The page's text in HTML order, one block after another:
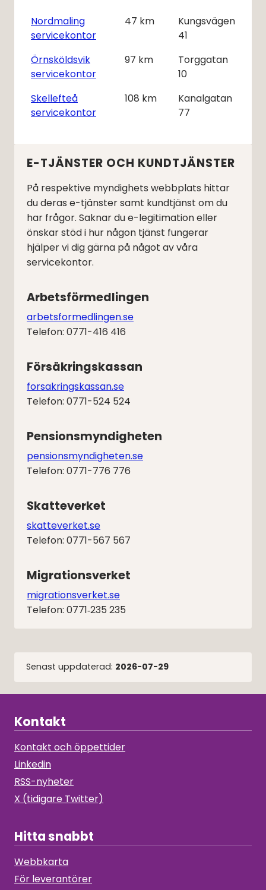
Nordmaling
servicekontor
47 km
Kungsvägen
41
Örnsköldsvik
servicekontor
97 km
Torggatan
10
Skellefteå
servicekontor
108 km
Kanalgatan
77
E-TJÄNSTER OCH KUNDTJÄNSTER
På respektive myndighets webbplats hittar
du deras e-tjänster samt kundtjänst om du
har frågor. Saknar du e-legitimation eller
önskar stöd i hur någon tjänst fungerar
hjälper vi dig gärna på något av våra
servicekontor.
Arbetsförmedlingen
arbetsformedlingen.se
Telefon: 0771-416 416
Försäkringskassan
forsakringskassan.se
Telefon: 0771-524 524
Pensionsmyndigheten
pensionsmyndigheten.se
Telefon: 0771-776 776
Skatteverket
skatteverket.se
Telefon: 0771-567 567
Migrationsverket
migrationsverket.se
Telefon: 0771‑235 235
Senast uppdaterad: 2026-07-29
Kontakt
Kontakt och öppettider
Linkedin
RSS-nyheter
X (tidigare Twitter)
Hitta snabbt
Webbkarta
För leverantörer